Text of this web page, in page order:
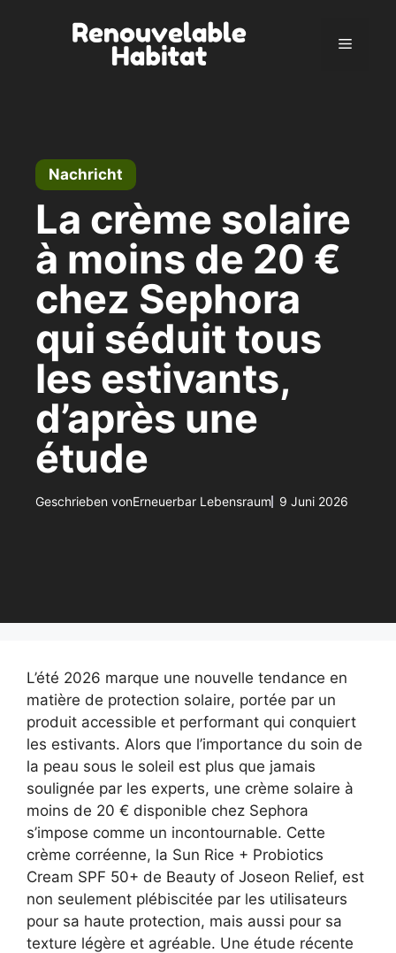
Menü
Nachricht
La crème solaire
à moins de 20 €
chez Sephora
qui séduit tous
les estivants,
d’après une
étude
Geschrieben vonErneuerbar Lebensraum 9 Juni 2026
L’été 2026 marque une nouvelle tendance en
matière de protection solaire, portée par un
produit accessible et performant qui conquiert
les estivants. Alors que l’importance du soin de
la peau sous le soleil est plus que jamais
soulignée par les experts, une crème solaire à
moins de 20 € disponible chez Sephora
s’impose comme un incontournable. Cette
crème corréenne, la Sun Rice + Probiotics
Cream SPF 50+ de Beauty of Joseon Relief, est
non seulement plébiscitée par les utilisateurs
pour sa haute protection, mais aussi pour sa
texture légère et agréable. Une étude récente